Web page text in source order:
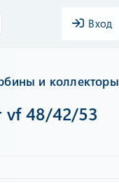
Вход
и коллекторы
vf 48/42/53